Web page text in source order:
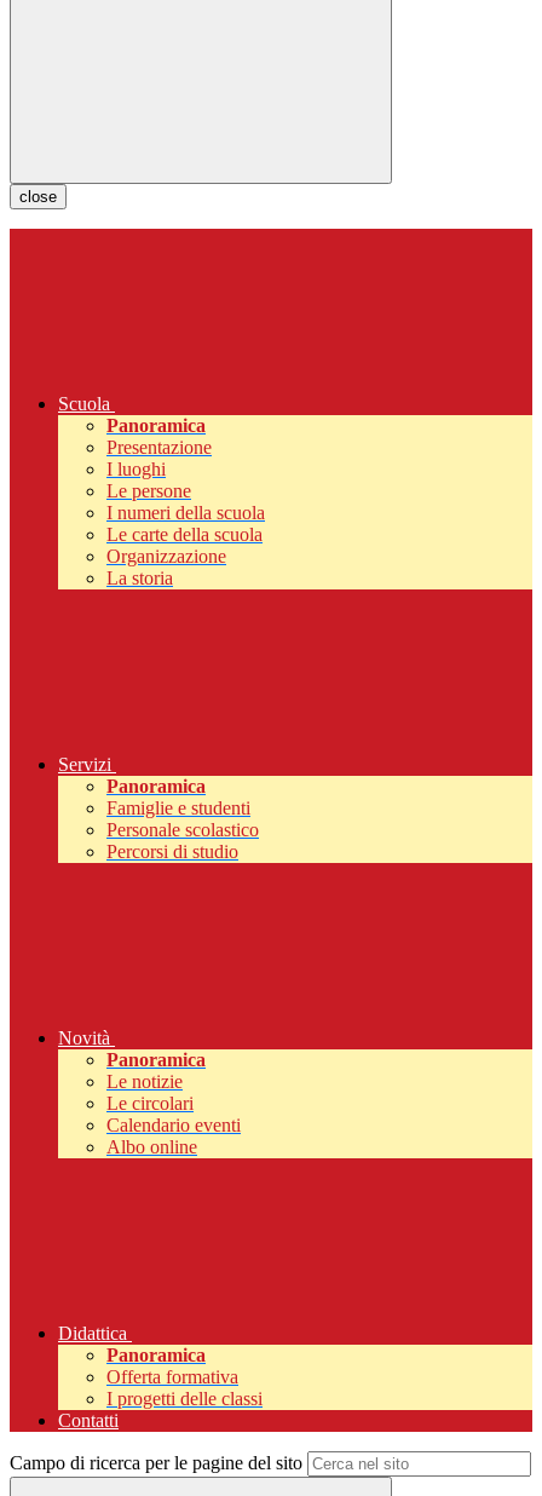
close
Scuola
Panoramica
Presentazione
I luoghi
Le persone
I numeri della scuola
Le carte della scuola
Organizzazione
La storia
Servizi
Panoramica
Famiglie e studenti
Personale scolastico
Percorsi di studio
Novità
Panoramica
Le notizie
Le circolari
Calendario eventi
Albo online
Didattica
Panoramica
Offerta formativa
I progetti delle classi
Contatti
Campo di ricerca per le pagine del sito